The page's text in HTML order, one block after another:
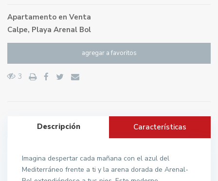
Apartamento en Venta
Calpe, Playa Arenal Bol
agregar a favoritos
3
Descripción Características
Imagina despertar cada mañana con el azul del
Mediterráneo frente a ti y la arena dorada de Arenal-